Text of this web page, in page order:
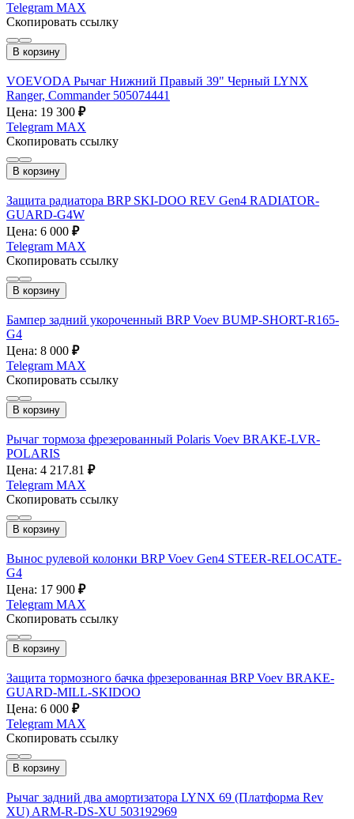
Telegram MAX
Скопировать ссылку
В корзину
VOEVODA Рычаг Нижний Правый 39" Черный LYNX
Ranger, Commander 505074441
Цена: 19 300 ₽
Telegram MAX
Скопировать ссылку
В корзину
Защита радиатора BRP SKI-DOO REV Gen4 RADIATOR-
GUARD-G4W
Цена: 6 000 ₽
Telegram MAX
Скопировать ссылку
В корзину
Бампер задний укороченный BRP Voev BUMP-SHORT-R165-
G4
Цена: 8 000 ₽
Telegram MAX
Скопировать ссылку
В корзину
Рычаг тормоза фрезерованный Polaris Voev BRAKE-LVR-
POLARIS
Цена: 4 217.81 ₽
Telegram MAX
Скопировать ссылку
В корзину
Вынос рулевой колонки BRP Voev Gen4 STEER-RELOCATE-
G4
Цена: 17 900 ₽
Telegram MAX
Скопировать ссылку
В корзину
Защита тормозного бачка фрезерованная BRP Voev BRAKE-
GUARD-MILL-SKIDOO
Цена: 6 000 ₽
Telegram MAX
Скопировать ссылку
В корзину
Рычаг задний два амортизатора LYNX 69 (Платформа Rev
XU) ARM-R-DS-XU 503192969